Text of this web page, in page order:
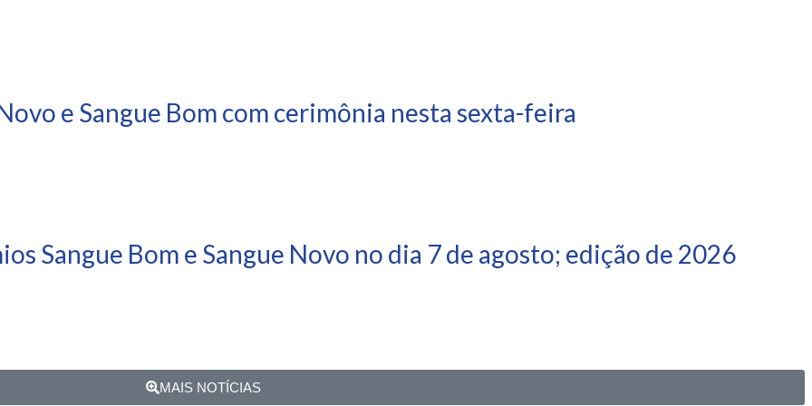
e Sangue Bom com cerimônia nesta sexta-feira
Sangue Bom e Sangue Novo no dia 7 de agosto; edição de 2026
MAIS NOTÍCIAS